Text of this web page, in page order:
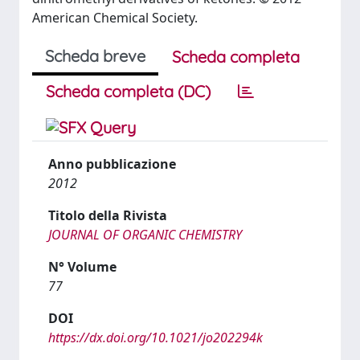
American Chemical Society.
Scheda breve
Scheda completa
Scheda completa (DC)
Anno pubblicazione
2012
Titolo della Rivista
JOURNAL OF ORGANIC CHEMISTRY
N° Volume
77
DOI
https://dx.doi.org/10.1021/jo202294k